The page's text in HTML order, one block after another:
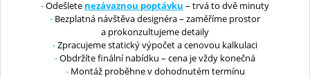
Odešlete nezávaznou poptávku – trvá to dvě minuty
Bezplatná návštěva designéra – zaměříme prostor
a prokonzultujeme detaily
Zpracujeme statický výpočet a cenovou kalkulaci
Obdržíte finální nabídku – cena je vždy konečná
Montáž proběhne v dohodnutém termínu